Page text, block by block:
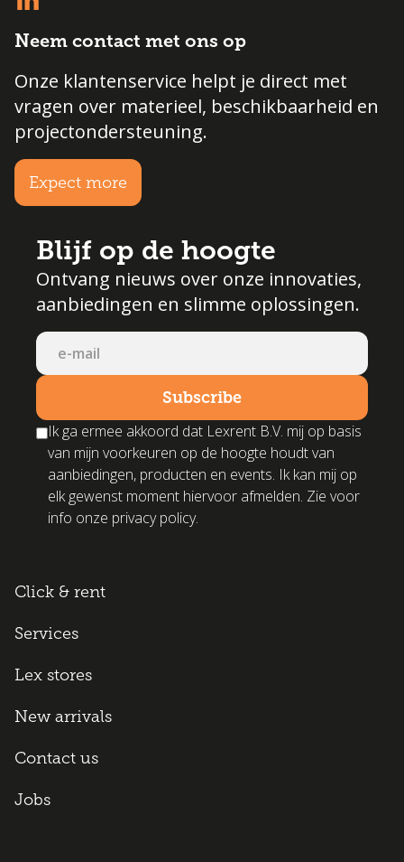
Neem contact met ons op
Onze klantenservice helpt je direct met
vragen over materieel, beschikbaarheid en
projectondersteuning.
Expect more
Blijf op de hoogte
Ontvang nieuws over onze innovaties,
aanbiedingen en slimme oplossingen.
Ik ga ermee akkoord dat Lexrent B.V. mij op basis
van mijn voorkeuren op de hoogte houdt van
aanbiedingen, producten en events. Ik kan mij op
elk gewenst moment hiervoor afmelden. Zie voor
info onze privacy policy.
Click & rent
Services
Lex stores
New arrivals
Contact us
Jobs